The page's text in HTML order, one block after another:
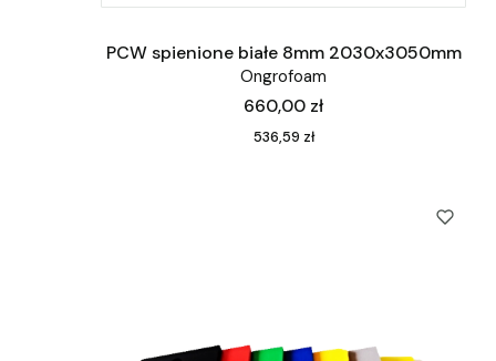
PCW spienione białe 8mm 2030x3050mm
Ongrofoam
Cena
660,00 zł
Cena
536,59 zł